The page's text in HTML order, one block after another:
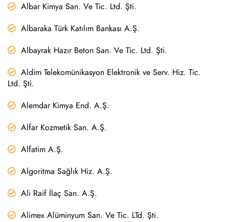
Albar Kimya San. Ve Tic. Ltd. Şti.
Albaraka Türk Katılım Bankası A.Ş.
Albayrak Hazır Beton San. Ve Tic. Ltd. Şti.
Aldim Telekomünikasyon Elektronik ve Serv. Hiz. Tic.
Ltd. Şti.
Alemdar Kimya End. A.Ş.
Alfar Kozmetik San. A.Ş.
Alfatim A.Ş.
Algoritma Sağlık Hiz. A.Ş.
Ali Raif İlaç San. A.Ş.
Alimex Alüminyum San. Ve Tic. LTd. Şti.